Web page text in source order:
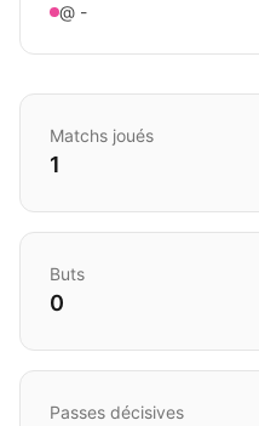
@ -
Matchs joués
1
Buts
0
Passes décisives